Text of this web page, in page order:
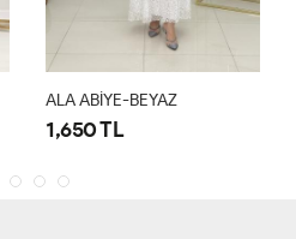
ALA ABİYE-BEYAZ
1,650 TL